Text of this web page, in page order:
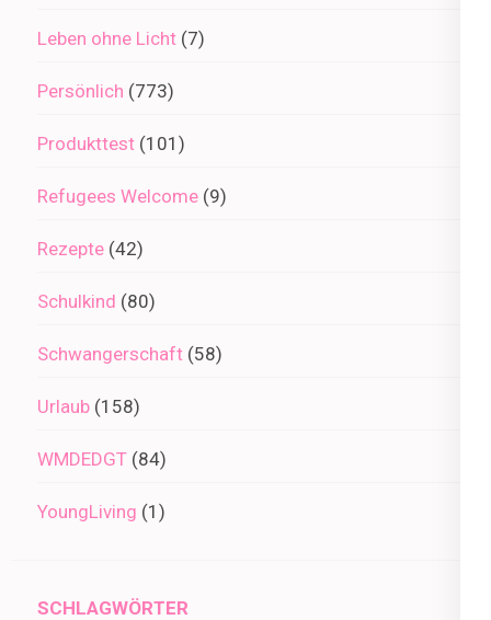
Leben ohne Licht (7)
Persönlich (773)
Produkttest (101)
Refugees Welcome (9)
Rezepte (42)
Schulkind (80)
Schwangerschaft (58)
Urlaub (158)
WMDEDGT (84)
YoungLiving (1)
SCHLAGWÖRTER